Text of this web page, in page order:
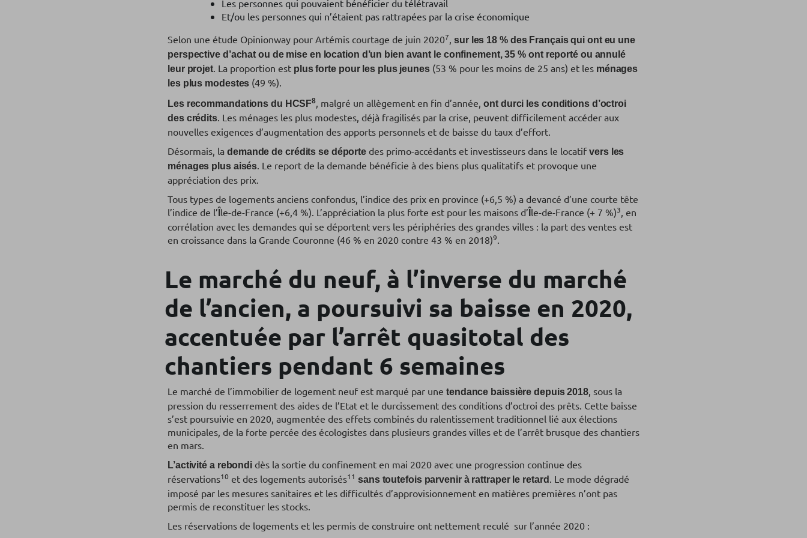
Les personnes qui pouvaient bénéficier du télétravail
Et/ou les personnes qui n’étaient pas rattrapées par la crise économique
Selon une étude Opinionway pour Artémis courtage de juin 20207, sur les 18 % des Français qui ont eu une
perspective d’achat ou de mise en location d’un bien avant le confinement, 35 % ont reporté ou annulé
leur projet. La proportion est plus forte pour les plus jeunes(53 % pour les moins de 25 ans) et les ménages
les plus modestes (49 %).
Les recommandations du HCSF8, malgré un allègement en fin d’année,ont durci les conditions d’octroi
des crédits. Les ménages les plus modestes, déjà fragilisés par la crise, peuvent difficilement accéder aux
nouvelles exigences d’augmentation des apports personnels et de baisse du taux d’effort.
Désormais, la demande de crédits se déporte des primo-accédants et investisseurs dans le locatifvers les
ménages plus aisés. Le report de la demande bénéficie à des biens plus qualitatifs et provoque une
appréciation des prix.
Tous types de logements anciens confondus, l’indice des prix en province (+6,5 %) a devancé d’une courte tête
l’indice de l’le-de-France (+6,4 %). L’appréciation la plus forte est pour les maisons d’le-de-France (+ 7 %)3, en
corrélation avec les demandes qui se déportent vers les périphéries des grandes villes : la part des ventes est
en croissance dans la Grande Couronne (46 % en 2020 contre 43 % en 2018)9.
Le marché du neuf, à l’inverse du marché
de l’ancien, a poursuivi sa baisse en 2020,
accentuée par l’arrêt quasitotal des
chantiers pendant 6 semaines
Le marché de l’immobilier de logement neuf est marqué par une tendance baissière depuis 2018, sous la
pression du resserrement des aides de l’Etat et le durcissement des conditions d’octroi des prêts. Cette baisse
s’est poursuivie en 2020, augmentée des effets combinés du ralentissement traditionnel lié aux élections
municipales, de la forte percée des écologistes dans plusieurs grandes villes et de l’arrêt brusque des chantiers
en mars.
L’activité a rebondi dès la sortie du confinement en mai 2020 avec une progression continue des
réservations10 et des logements autorisés11 sans toutefois parvenir à rattraper le retard . Le mode dégradé
imposé par les mesures sanitaires et les difficultés d’approvisionnement en matières premières n’ont pas
permis de reconstituer les stocks.
Les réservations de logements et les permis de construire ont nettement reculé sur l’année 2020 :